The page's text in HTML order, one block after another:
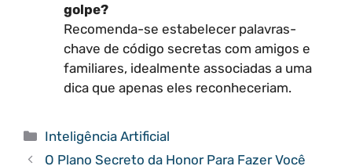
golpe?
Recomenda-se estabelecer palavras-
chave de código secretas com amigos e
familiares, idealmente associadas a uma
dica que apenas eles reconheceriam.
Categorias
Inteligência Artificial
O Plano Secreto da Honor Para Fazer Você